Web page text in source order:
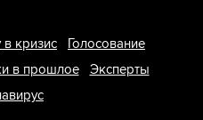
в кризис
Голосование
в прошлое
Эксперты